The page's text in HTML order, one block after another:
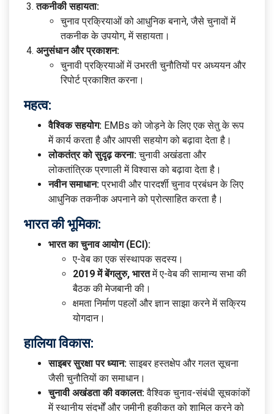
तकनीकी सहायता:
चुनाव प्रक्रियाओं को आधुनिक बनाने, जैसे चुनावों में
तकनीक के उपयोग, में सहायता।
अनुसंधान और प्रकाशन:
चुनावी प्रक्रियाओं में उभरती चुनौतियों पर अध्ययन और
रिपोर्ट प्रकाशित करना।
महत्व:
वैश्विक सहयोग: EMBs को जोड़ने के लिए एक सेतु के रूप
में कार्य करता है और आपसी सहयोग को बढ़ावा देता है।
लोकतंत्र को सुदृढ़ करना:चुनावी अखंडता और
लोकतांत्रिक प्रणाली में विश्वास को बढ़ावा देता है।
नवीन समाधान:प्रभावी और पारदर्शी चुनाव प्रबंधन के लिए
आधुनिक तकनीक अपनाने को प्रोत्साहित करता है।
भारत की भूमिका:
भारत का चुनाव आयोग (ECI):
ए-वेब का एक संस्थापक सदस्य।
2019 में बेंगलुरु, भारतमें ए-वेब की सामान्य सभा की
बैठक की मेजबानी की।
क्षमता निर्माण पहलों और ज्ञान साझा करने में सक्रिय
योगदान।
हालिया विकास:
साइबर सुरक्षा पर ध्यान:साइबर हस्तक्षेप और गलत सूचना
जैसी चुनौतियों का समाधान।
चुनावी अखंडता की वकालत:वैश्विक चुनाव-संबंधी सूचकांकों
में स्थानीय संदर्भों और जमीनी हकीकत को शामिल करने को